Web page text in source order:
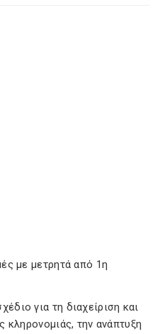
με μετρητά από 1η
για τη διαχείριση και
κληρονομιάς, την ανάπτυξη